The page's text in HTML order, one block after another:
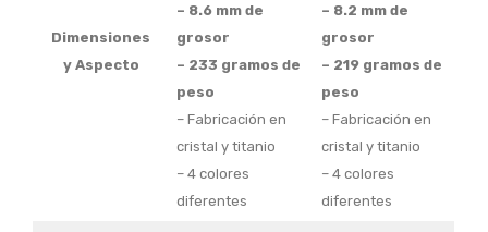
Dimensiones
y Aspecto
– 8.6 mm de
grosor
– 233 gramos de
peso
– Fabricación en
cristal y titanio
– 4 colores
diferentes
– 8.2 mm de
grosor
– 219 gramos de
peso
– Fabricación en
cristal y titanio
– 4 colores
diferentes